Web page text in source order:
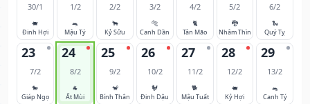
30/1
🐖
Đinh Hợi
1/2
🐀
Mậu Tý
2/2
🐂
Kỷ Sửu
3/2
🐅
Canh Dần
4/2
🐈
Tân Mão
5/2
🐉
Nhâm Thìn
6/2
🐍
Quý Tỵ
23
7/2
🐎
Giáp Ngọ
24
8/2
🐐
Ất Mùi
25
9/2
🐒
Bính Thân
26
10/2
🐓
Đinh Dậu
27
11/2
🐕
Mậu Tuất
28
12/2
🐖
Kỷ Hợi
29
13/2
🐀
Canh Tý